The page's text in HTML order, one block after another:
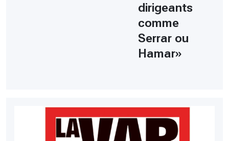
dirigeants
comme
Serrar ou
Hamar»